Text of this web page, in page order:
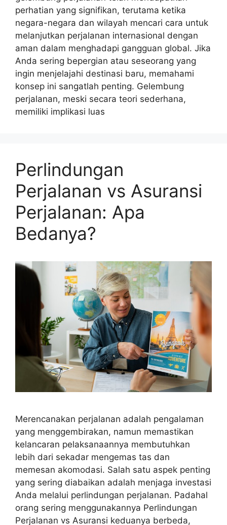
perhatian yang signifikan, terutama ketika
negara-negara dan wilayah mencari cara untuk
melanjutkan perjalanan internasional dengan
aman dalam menghadapi gangguan global. Jika
Anda sering bepergian atau seseorang yang
ingin menjelajahi destinasi baru, memahami
konsep ini sangatlah penting. Gelembung
perjalanan, meski secara teori sederhana,
memiliki implikasi luas
Perlindungan
Perjalanan vs Asuransi
Perjalanan: Apa
Bedanya?
Merencanakan perjalanan adalah pengalaman
yang menggembirakan, namun memastikan
kelancaran pelaksanaannya membutuhkan
lebih dari sekadar mengemas tas dan
memesan akomodasi. Salah satu aspek penting
yang sering diabaikan adalah menjaga investasi
Anda melalui perlindungan perjalanan. Padahal
orang sering menggunakannya Perlindungan
Perjalanan vs Asuransi keduanya berbeda,